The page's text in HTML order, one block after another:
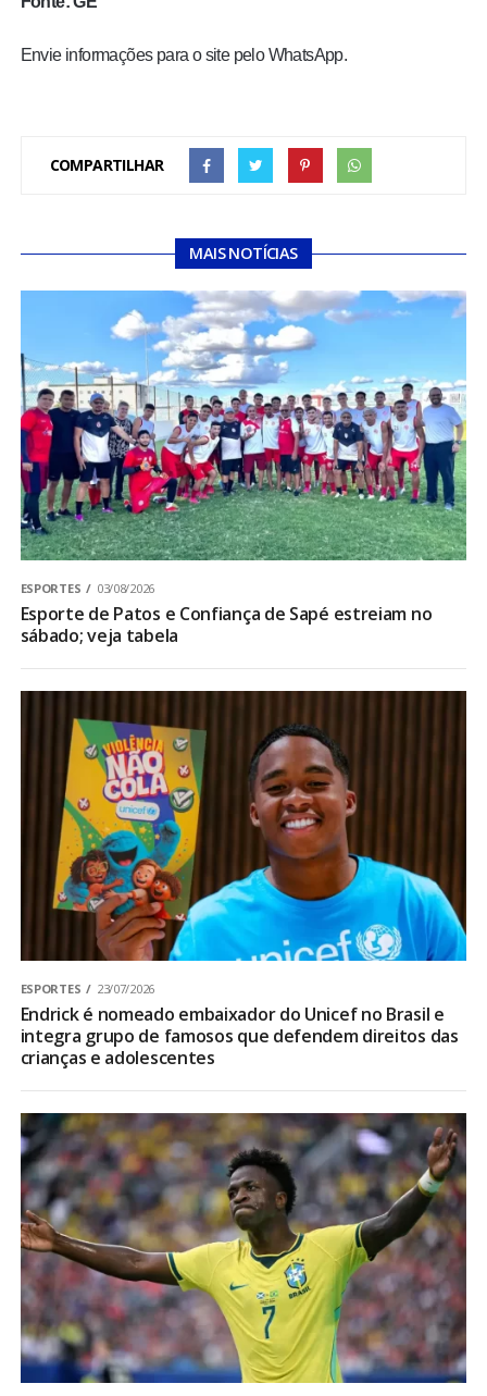
Envie informações para o site pelo WhatsApp.
COMPARTILHAR
MAIS NOTÍCIAS
ESPORTES 03/08/2026
Esporte de Patos e Confiança de Sapé estreiam no
sábado; veja tabela
ESPORTES 23/07/2026
Endrick é nomeado embaixador do Unicef no Brasil e
integra grupo de famosos que defendem direitos das
crianças e adolescentes